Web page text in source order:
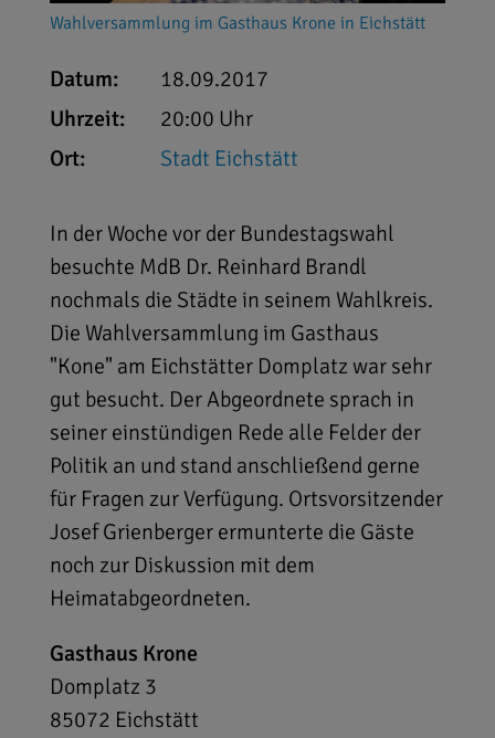
Wahlversammlung im Gasthaus Krone in Eichstätt
Datum:
18.09.2017
Uhrzeit:
20:00 Uhr
Ort:
Stadt Eichstätt
In der Woche vor der Bundestagswahl
besuchte MdB Dr. Reinhard Brandl
nochmals die Städte in seinem Wahlkreis.
Die Wahlversammlung im Gasthaus
"Kone" am Eichstätter Domplatz war sehr
gut besucht. Der Abgeordnete sprach in
seiner einstündigen Rede alle Felder der
Politik an und stand anschließend gerne
für Fragen zur Verfügung. Ortsvorsitzender
Josef Grienberger ermunterte die Gäste
noch zur Diskussion mit dem
Heimatabgeordneten.
Gasthaus Krone
Domplatz 3
85072 Eichstätt